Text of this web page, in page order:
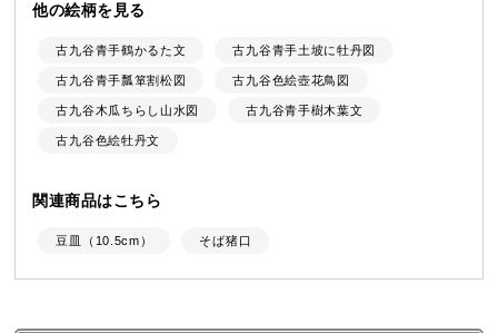
他の絵柄を見る
古九谷青手鶴かるた文 古九谷青手土坡に牡丹図
古九谷青手瓢箪割松図 古九谷色絵壺花鳥図
古九谷木瓜ちらし山水図 古九谷青手樹木葉文
古九谷色絵牡丹文
関連商品はこちら
豆皿（10.5cm） そば猪口